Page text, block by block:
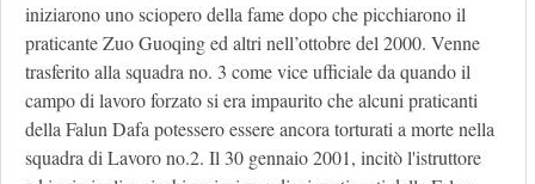
iniziarono uno sciopero della fame dopo che picchiarono il
praticante Zuo Guoqing ed altri nell’ottobre del 2000. Venne
trasferito alla squadra no. 3 come vice ufficiale da quando il
campo di lavoro forzato si era impaurito che alcuni praticanti
della Falun Dafa potessero essere ancora torturati a morte nella
squadra di Lavoro no.2. Il 30 gennaio 2001, incitò l'istruttore